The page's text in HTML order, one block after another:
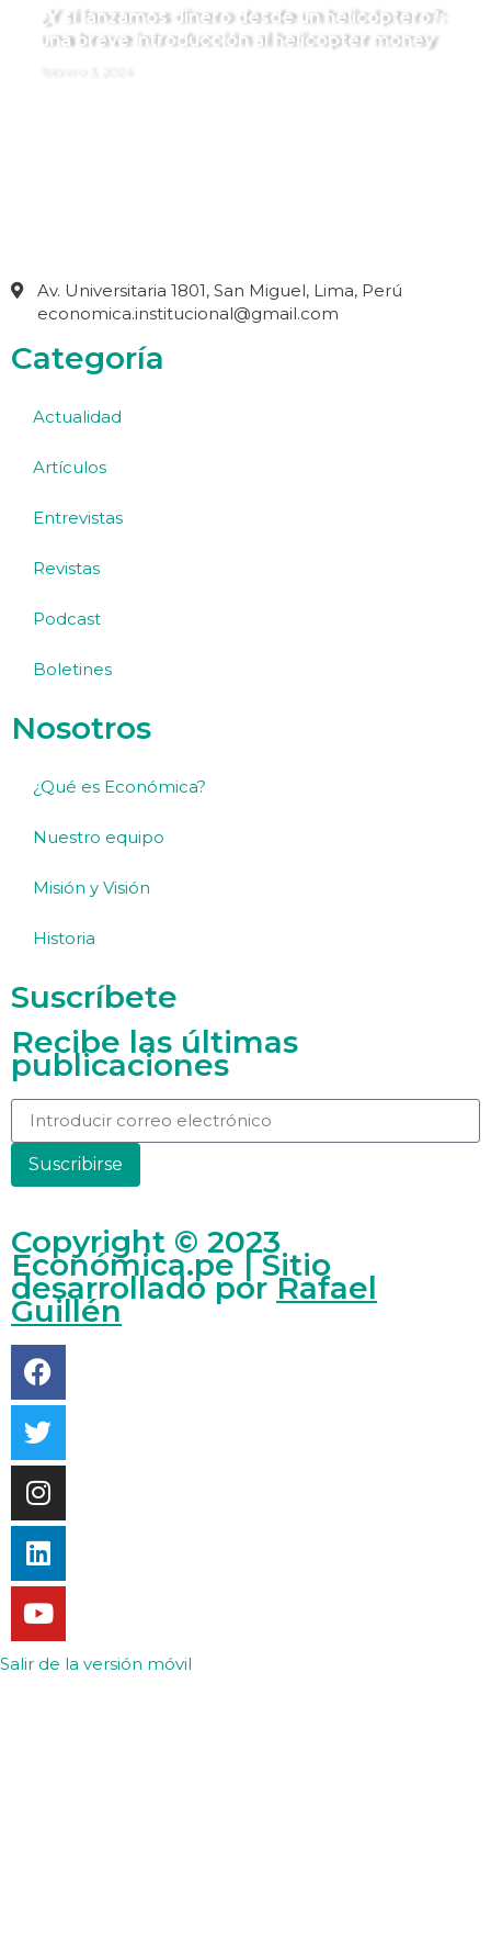
¿Y si lanzamos dinero desde un helicóptero?:
una breve introducción al helicopter money
Av. Universitaria 1801, San Miguel, Lima, Perú
economica.institucional@gmail.com
Categoría
Actualidad
Artículos
Entrevistas
Revistas
Podcast
Boletines
Nosotros
¿Qué es Económica?
Nuestro equipo
Misión y Visión
Historia
Suscríbete
Recibe las últimas
publicaciones
Suscribirse
Copyright © 2023
Económica.pe | Sitio
desarrollado porRafael
Guillén
Salir de la versión móvil